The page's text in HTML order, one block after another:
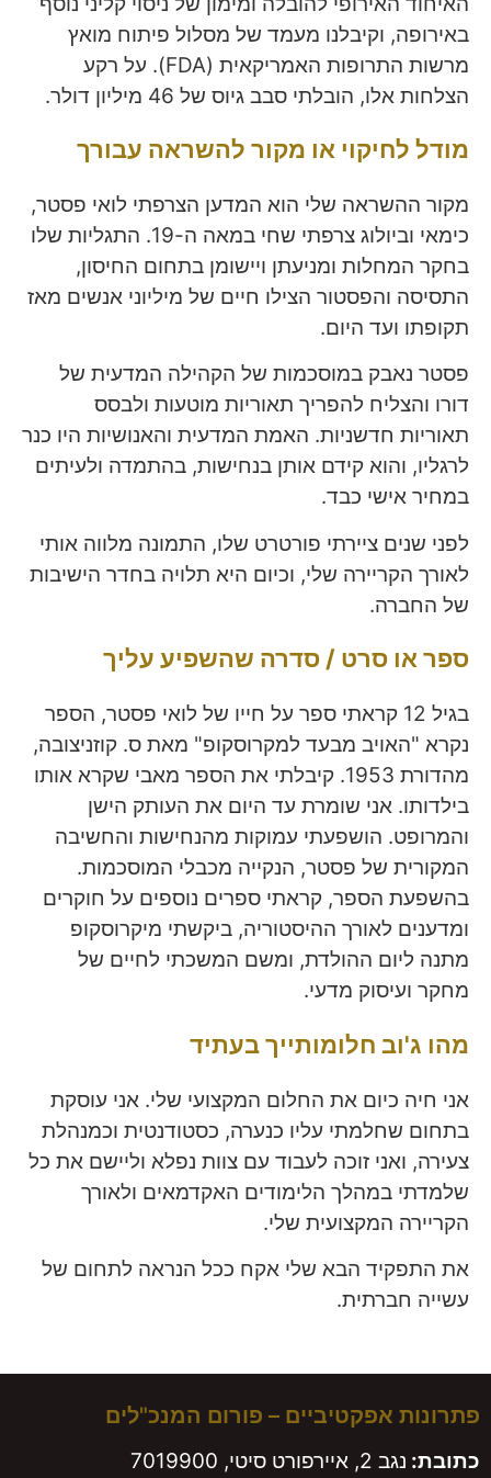
באירופה, וקיבלנו מעמד של מסלול פיתוח מואץ
מרשות התרופות האמריקאית (FDA). על רקע
הצלחות אלו, הובלתי סבב גיוס של 46 מיליון דולר.
מודל לחיקוי או מקור להשראה עבורך
מקור ההשראה שלי הוא המדען הצרפתי לואי פסטר,
כימאי וביולוג צרפתי שחי במאה ה-19. התגליות שלו
בחקר המחלות ומניעתן ויישומן בתחום החיסון,
התסיסה והפסטור הצילו חיים של מיליוני אנשים מאז
תקופתו ועד היום.
פסטר נאבק במוסכמות של הקהילה המדעית של
דורו והצליח להפריך תאוריות מוטעות ולבסס
תאוריות חדשניות. האמת המדעית והאנושיות היו כנר
לרגליו, והוא קידם אותן בנחישות, בהתמדה ולעיתים
במחיר אישי כבד.
לפני שנים ציירתי פורטרט שלו, התמונה מלווה אותי
לאורך הקריירה שלי, וכיום היא תלויה בחדר הישיבות
של החברה.
ספר או סרט / סדרה שהשפיע עליך
בגיל 12 קראתי ספר על חייו של לואי פסטר, הספר
נקרא "האויב מבעד למקרוסקופ" מאת ס. קוזניצובה,
מהדורת 1953. קיבלתי את הספר מאבי שקרא אותו
בילדותו. אני שומרת עד היום את העותק הישן
והמרופט. הושפעתי עמוקות מהנחישות והחשיבה
המקורית של פסטר, הנקייה מכבלי המוסכמות.
בהשפעת הספר, קראתי ספרים נוספים על חוקרים
ומדענים לאורך ההיסטוריה, ביקשתי מיקרוסקופ
מתנה ליום ההולדת, ומשם המשכתי לחיים של
מחקר ועיסוק מדעי.
מהו ג'וב חלומותייך בעתיד
אני חיה כיום את החלום המקצועי שלי. אני עוסקת
בתחום שחלמתי עליו כנערה, כסטודנטית וכמנהלת
צעירה, ואני זוכה לעבוד עם צוות נפלא וליישם את כל
שלמדתי במהלך הלימודים האקדמאים ולאורך
הקריירה המקצועית שלי.
את התפקיד הבא שלי אקח ככל הנראה לתחום של
עשייה חברתית.
פתרונות אפקטיביים – פורום המנכ"לים
כתובת: נגב 2, איירפורט סיטי, 7019900